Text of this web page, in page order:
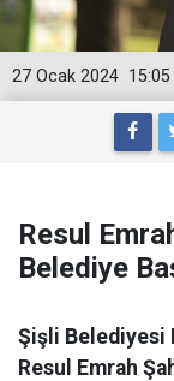
15:05
27 Ocak 2024
Resul
Belediye
Şişli Belediyesi
Resul Emrah